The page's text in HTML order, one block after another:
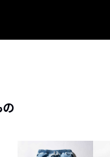
の